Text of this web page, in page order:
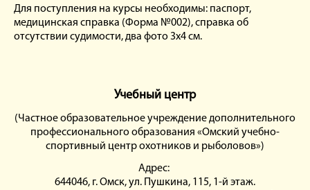
Для поступления на курсы необходимы: паспорт,
медицинская справка (Форма №002), справка об
отсутствии судимости, два фото 3х4 см.
Учебный центр
(Частное образовательное учреждение дополнительного
профессионального образования «Омский учебно-
спортивный центр охотников и рыболовов»)
Адрес:
644046, г. Омск, ул. Пушкина, 115, 1-й этаж.